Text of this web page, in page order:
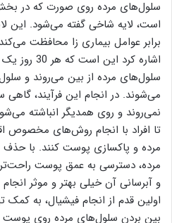
سلول‌های مرده روی صورت که در
است، لایه شاخی گفته می‌شود. این
برابر عوامل بیماری زا محافظت
اشاره کرد
سلول‌های مرده از بین می‌روند و
می‌شوند. در انجام این فرآیند،
نمی‌روند و روی همدیگر انباشته
تا افراد با انجام روش‌های مخصوص
مرده و پاکسازی پوست کنند. با حذف
مرده، دسترسی به عمق پوست
و آبرسانی آن خیلی بهتر و موثر‌
اولین قدم از انجام فیشیال، به
بین بردن سلول‌های مرده روی